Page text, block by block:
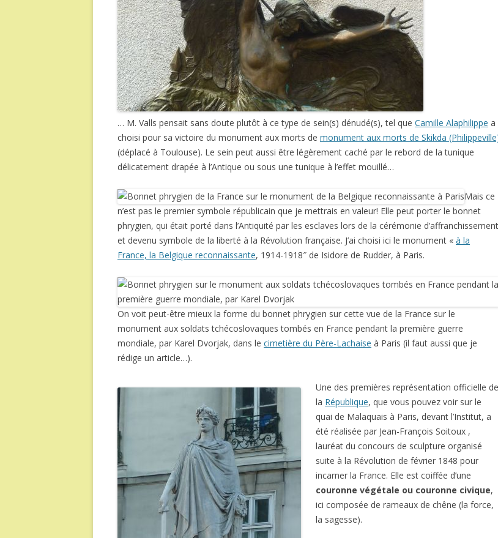
… M. Valls pensait sans doute plutôt à ce type de sein(s) dénudé(s), tel que Camille Alaphilippe a
choisi pour sa victoire du monument aux morts de monument aux morts de Skikda
(déplacé à Toulouse). Le sein peut aussi être légèrement caché par le rebord de la tunique
délicatement drapée à l’Antique ou sous une tunique à l’effet mouillé…
Mais ce
n’est pas le premier symbole républicain que je mettrais en valeur! Elle peut porter le bonnet
phrygien, qui était porté dans l’Antiquité par les esclaves lors de la cérémonie d’affranchissement
et devenu symbole de la liberté à la Révolution française. J’ai choisi ici le monument « à la
France, la Belgique reconnaissante, 1914-1918″ de Isidore de Rudder, à Paris.
On voit peut-être mieux la forme du bonnet phrygien sur cette vue de la France sur le
monument aux soldats tchécoslovaques tombés en France pendant la première guerre
mondiale, par Karel Dvorjak, dans le cimetière du Père-Lachaise à Paris (il faut aussi que je
rédige un article…).
Une des premières représentation officielle de
la République, que vous pouvez voir sur le
quai de Malaquais à Paris, devant l’Institut, a
été réalisée par Jean-François Soitoux ,
lauréat du concours de sculpture organisé
suite à la Révolution de février 1848 pour
incarner la France. Elle est coiffée d’une
couronne végétale ou couronne civique,
ici composée de rameaux de chêne (la force,
la sagesse).